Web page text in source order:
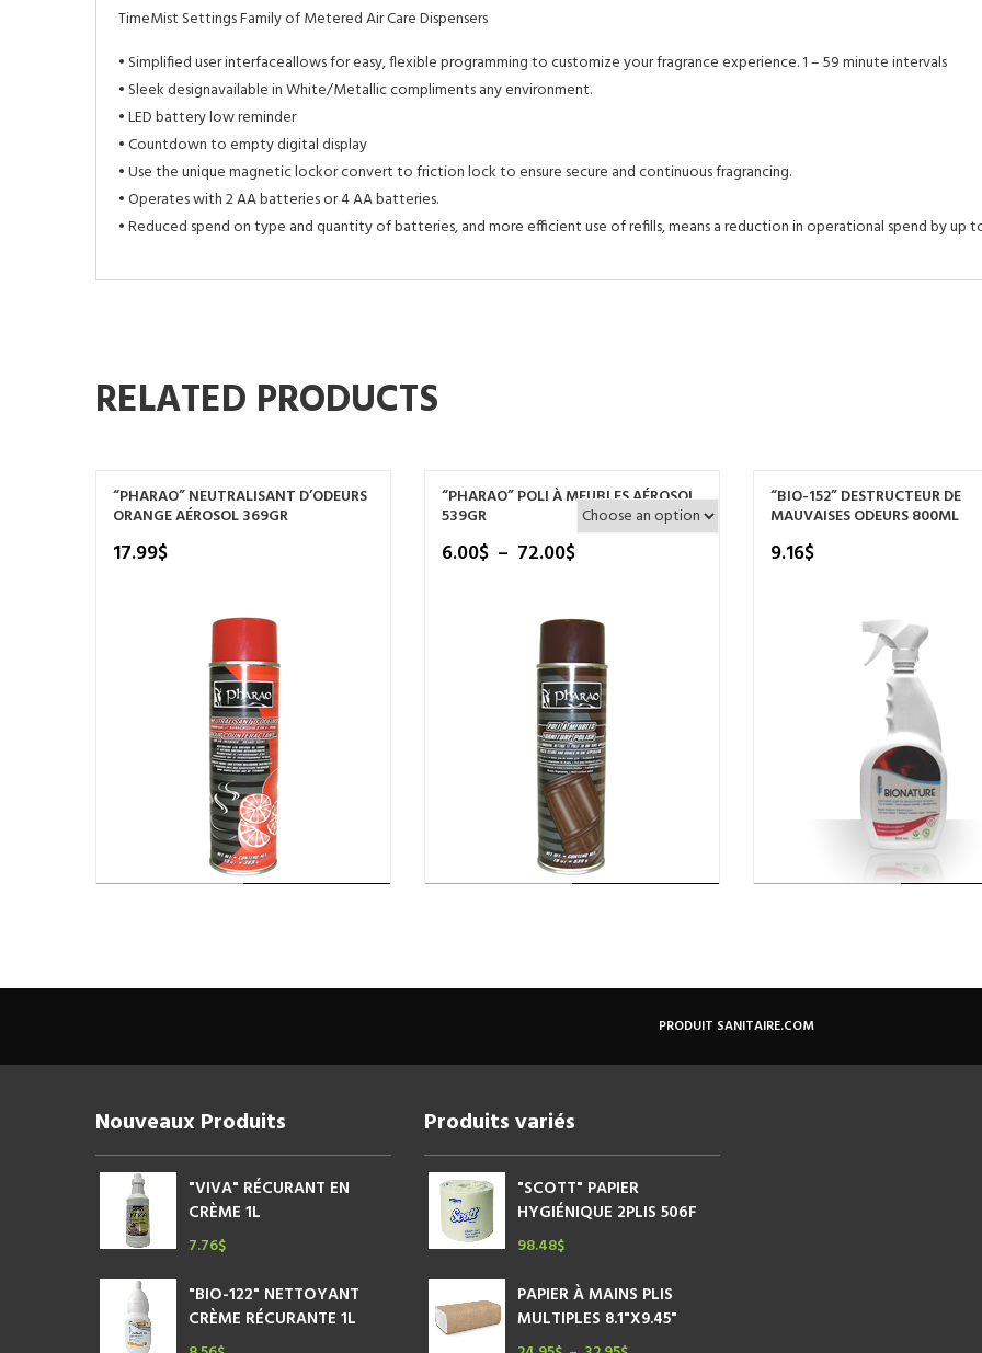
TimeMist Settings Family of Metered Air Care Dispensers
• Simplified user interfaceallows for easy, flexible programming to customize your fragrance experience. 1 – 59 minute intervals
• Sleek designavailable in White/Metallic compliments any environment.
• LED battery low reminder
• Countdown to empty digital display
• Use the unique magnetic lockor convert to friction lock to ensure secure and continuous fragrancing.
• Operates with 2 AA batteries or 4 AA batteries.
• Reduced spend on type and quantity of batteries, and more efficient use of refills, means a reduction in operational spend by up
RELATED PRODUCTS
“PHARAO” NEUTRALISANT D’ODEURS
ORANGE AÉROSOL 369GR
17.99$
“PHARAO” POLI À MEUBLES AÉROSOL
539GR
6.00$ – 72.00$Plage
6.00$
à
72.00$
options
être
page
du
produit
“BIO-152” DESTRUCTEUR DE
MAUVAISES ODEURS 800ML
9.16$
PRODUIT SANITAIRE.COM
Nouveaux Produits
"VIVA" RÉCURANT EN
CRÈME 1L
7.76$
"BIO-122" NETTOYANT
CRÈME RÉCURANTE 1L
Produits variés
"SCOTT" PAPIER
HYGIÉNIQUE 2PLIS 506F
98.48$
PAPIER À MAINS PLIS
MULTIPLES 8.1"X9.45"